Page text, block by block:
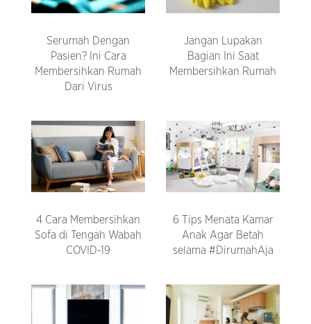
Serumah Dengan
Pasien? Ini Cara
Membersihkan Rumah
Dari Virus
Jangan Lupakan
Bagian Ini Saat
Membersihkan Rumah
4 Cara Membersihkan
Sofa di Tengah Wabah
COVID-19
6 Tips Menata Kamar
Anak Agar Betah
selama #DirumahAja